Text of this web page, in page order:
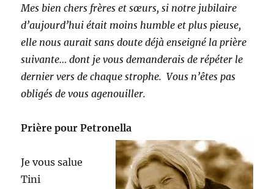
Mes bien chers frères et sœurs, si notre jubilaire
d’aujourd’hui était moins humble et plus pieuse,
elle nous aurait sans doute déjà enseigné la prière
suivante… dont je vous demanderais de répéter le
dernier vers de chaque strophe. Vous n’êtes pas
obligés de vous agenouiller.
Prière pour Petronella
Je vous salue
Tini